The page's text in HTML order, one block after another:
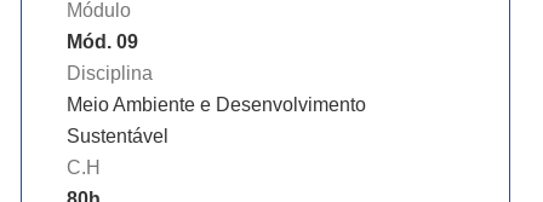
Módulo
Mód. 09
Disciplina
Meio Ambiente e Desenvolvimento
Sustentável
C.H